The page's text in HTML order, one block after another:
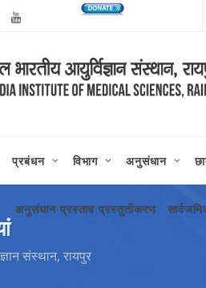
प्रबंधन विभाग अनुसंधान
अनुसंधान प्रस्ताव प्रस्तुतीकरण
संस्थान, रायपुर